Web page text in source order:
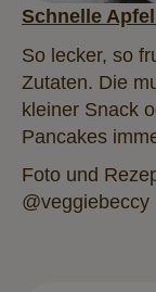
Schnelle
So lecker, so
Zutaten. Die
kleiner Snack
Pancakes
Foto und
@veggiebeccy